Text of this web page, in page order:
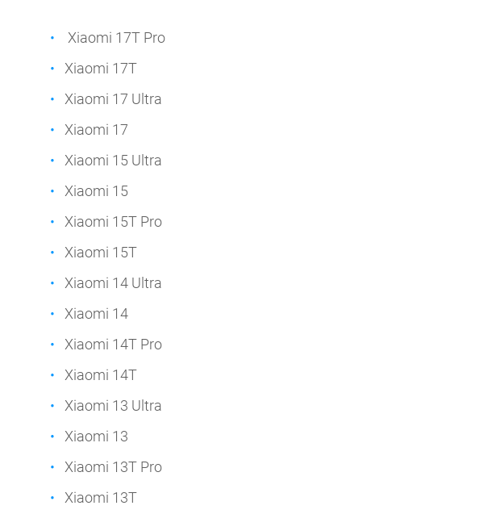
Xiaomi 17T Pro
Xiaomi 17T
Xiaomi 17 Ultra
Xiaomi 17
Xiaomi 15 Ultra
Xiaomi 15
Xiaomi 15T Pro
Xiaomi 15T
Xiaomi 14 Ultra
Xiaomi 14
Xiaomi 14T Pro
Xiaomi 14T
Xiaomi 13 Ultra
Xiaomi 13
Xiaomi 13T Pro
Xiaomi 13T